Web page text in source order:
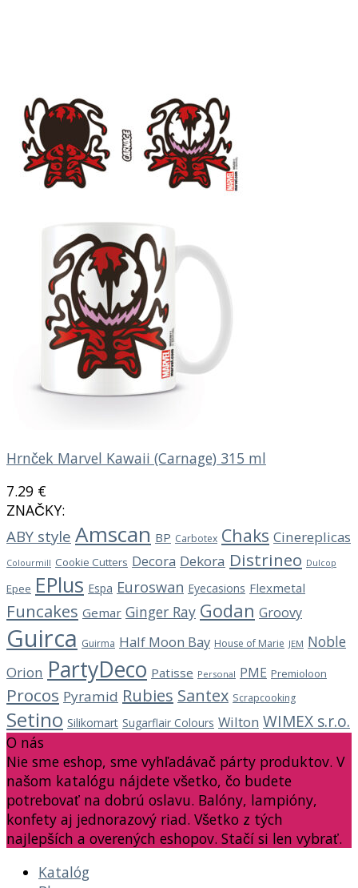
Hrnček Marvel Kawaii (Carnage) 315 ml
7.29 €
ZNAČKY:
ABY style Amscan BP Carbotex Chaks Cinereplicas
Colourmill Cookie Cutters Decora Dekora Distrineo Dulcop
Epee EPlus Espa Euroswan Eyecasions Flexmetal
Funcakes Gemar Ginger Ray Godan Groovy
Guirca Guirma Half Moon Bay House of Marie JEM Noble
Orion PartyDeco Patisse Personal PME Premioloon
Procos Pyramid Rubies Santex Scrapcooking
Setino Silikomart Sugarflair Colours Wilton WIMEX s.r.o.
O nás
Nie sme eshop, sme vyhľadávač párty produktov. V
našom katalógu nájdete všetko, čo budete
potrebovať na dobrú oslavu. Balóny, lampióny,
konfety aj jednorazový riad. Všetko z tých
najlepších a overených eshopov. Stačí si len vybrať.
Katalóg